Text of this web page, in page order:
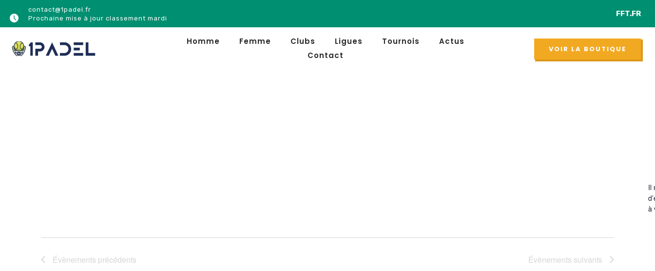
contact@1padel.fr
Prochaine mise à jour classement mardi
NOUVEAU
FFT.FR
Homme Femme Clubs Ligues Tournois
Actus
Contact
VOIR LA BOUTIQUE
Il
à
Évènements précédents Évènements suivants